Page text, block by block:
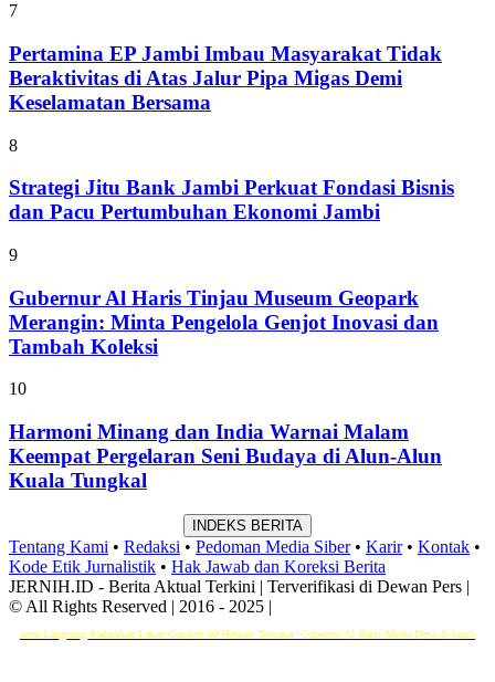
7
Pertamina EP Jambi Imbau Masyarakat Tidak
Beraktivitas di Atas Jalur Pipa Migas Demi
Keselamatan Bersama
8
Strategi Jitu Bank Jambi Perkuat Fondasi Bisnis
dan Pacu Pertumbuhan Ekonomi Jambi
9
Gubernur Al Haris Tinjau Museum Geopark
Merangin: Minta Pengelola Genjot Inovasi dan
Tambah Koleksi
10
Harmoni Minang dan India Warnai Malam
Keempat Pergelaran Seni Budaya di Alun-Alun
Kuala Tungkal
INDEKS BERITA
Tentang Kami • Redaksi • Pedoman Media Siber• Karir• Kontak •
Kode Etik Jurnalistik • Hak Jawab dan Koreksi Berita
JERNIH.ID - Berita Aktual Terkini | Terverifikasi di Dewan Pers |
© All Rights Reserved | 2016 - 2025 |
Langsung Padamkan Lahan Gambut 50 Hektare Terbakar: Gubernur Al Haris Minta Desa di Jambi Siaga